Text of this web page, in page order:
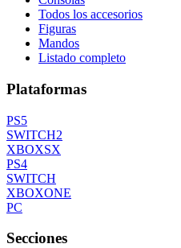
Todos los accesorios
Figuras
Mandos
Listado completo
Plataformas
PS5
SWITCH2
XBOXSX
PS4
SWITCH
XBOXONE
PC
Secciones